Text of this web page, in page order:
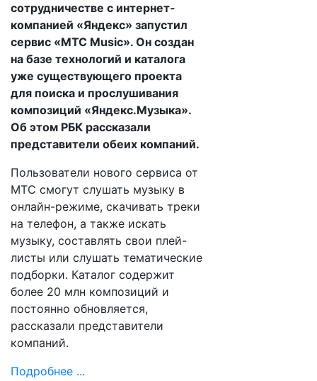
сотрудничестве с интернет-
компанией «Яндекс» запустил
сервис «МТС Music». Он создан
на базе технологий и каталога
уже существующего проекта
для поиска и прослушивания
композиций «Яндекс.Музыка».
Об этом РБК рассказали
представители обеих компаний.
Пользователи нового сервиса от
МТС смогут слушать музыку в
онлайн-режиме, скачивать треки
на телефон, а также искать
музыку, составлять свои плей-
листы или слушать тематические
подборки. Каталог содержит
более 20 млн композиций и
постоянно обновляется,
рассказали представители
компаний.
Подробнее ...